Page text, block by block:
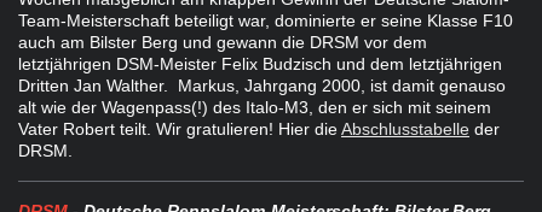
Team-Meisterschaft beteiligt war, dominierte er seine Klasse F10
auch am Bilster Berg und gewann die DRSM vor dem
letztjährigen DSM-Meister Felix Budzisch und dem letztjährigen
Dritten Jan Walther. Markus, Jahrgang 2000, ist damit genauso
alt wie der Wagenpass(!) des Italo-M3, den er sich mit seinem
Vater Robert teilt. Wir gratulieren! Hier dieAbschlusstabelle der
DRSM.